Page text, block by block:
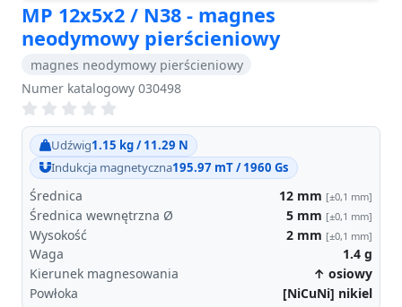
MP 12x5x2 / N38 - magnes
neodymowy pierścieniowy
magnes neodymowy pierścieniowy
Numer katalogowy 030498
Udźwig1.15 kg / 11.29 N
Indukcja magnetyczna195.97 mT / 1960 Gs
Średnica 12 mm [±0,1 mm]
Średnica wewnętrzna Ø 5 mm [±0,1 mm]
Wysokość 2 mm [±0,1 mm]
Waga 1.4 g
Kierunek magnesowania
↑ osiowy
Powłoka
[NiCuNi] nikiel